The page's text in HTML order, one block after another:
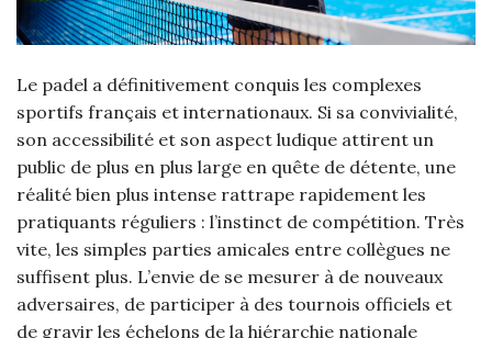
Le padel a définitivement conquis les complexes
sportifs français et internationaux. Si sa convivialité,
son accessibilité et son aspect ludique attirent un
public de plus en plus large en quête de détente, une
réalité bien plus intense rattrape rapidement les
pratiquants réguliers : l’instinct de compétition. Très
vite, les simples parties amicales entre collègues ne
suffisent plus. L’envie de se mesurer à de nouveaux
adversaires, de participer à des tournois officiels et
de gravir les échelons de la hiérarchie nationale